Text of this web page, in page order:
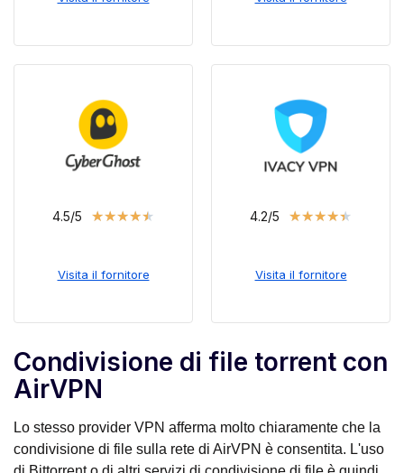
4.5/5 ★★★★★
Visita il fornitore
4.2/5 ★★★★★
Visita il fornitore
Condivisione di file torrent con
AirVPN
Lo stesso provider VPN afferma molto chiaramente che la
condivisione di file sulla rete di AirVPN è consentita. L'uso